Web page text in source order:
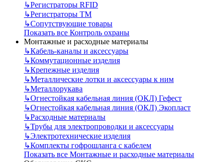
↳Регистраторы RFID
↳Регистраторы ТМ
↳Сопутствующие товары
Показать все Контроль охраны
Монтажные и расходные материалы
↳Кабель-каналы и аксессуары
↳Коммутационные изделия
↳Крепежные изделия
↳Металлические лотки и аксессуары к ним
↳Металлорукава
↳Огнестойкая кабельная линия (ОКЛ) Гефест
↳Огнестойкая кабельная линия (ОКЛ) Экопласт
↳Расходные материалы
↳Трубы для электропроводки и аксессуары
↳Электротехнические изделия
↳Комплекты гофрошланга с кабелем
Показать все Монтажные и расходные материалы